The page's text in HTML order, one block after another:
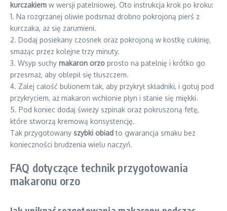
kurczakiem w wersji patelniowej. Oto instrukcja krok po kroku:
1. Na rozgrzanej oliwie podsmaż drobno pokrojoną pierś z
kurczaka, aż się zarumieni.
2. Dodaj posiekany czosnek oraz pokrojoną w kostkę cukinię,
smażąc przez kolejne trzy minuty.
3. Wsyp suchy makaron orzo prosto na patelnię i krótko go
przesmaż, aby oblepił się tłuszczem.
4. Zalej całość bulionem tak, aby przykrył składniki, i gotuj pod
przykryciem, aż makaron wchłonie płyn i stanie się miękki.
5. Pod koniec dodaj świeży szpinak oraz pokruszoną fetę,
które stworzą kremową konsystencję.
Tak przygotowany szybki obiadto gwarancja smaku bez
konieczności brudzenia wielu naczyń.
FAQ dotyczące technik przygotowania
makaronu orzo